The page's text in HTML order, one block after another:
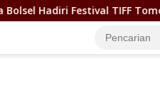
TIFF Tomohon